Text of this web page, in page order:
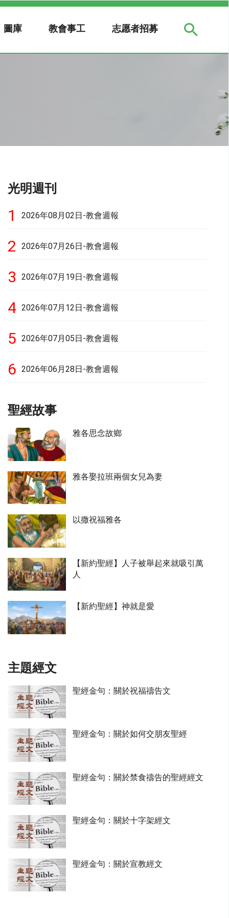
圖庫 教會事工 志愿者招募
光明週刊
1 2026年08月02日-教會週報
2 2026年07月26日-教會週報
3 2026年07月19日-教會週報
4 2026年07月12日-教會週報
5 2026年07月05日-教會週報
6 2026年06月28日-教會週報
聖經故事
雅各思念故鄉
雅各娶拉班兩個女兒為妻
以撒祝福雅各
【新約聖經】人子被舉起來就吸引萬
人
【新約聖經】神就是愛
主題經文
聖經金句：關於祝福禱告文
聖經金句：關於如何交朋友聖經
聖經金句：關於禁食禱告的聖經經文
聖經金句：關於十字架經文
聖經金句：關於宣教經文